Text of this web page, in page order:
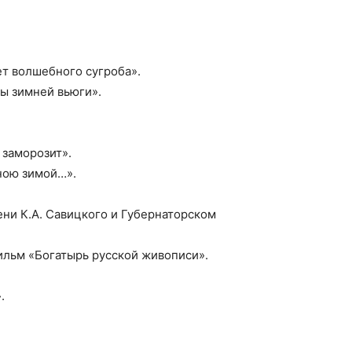
волшебного сугроба».
зимней вьюги».
зимой…».
К.А. Савицкого и Губернаторском
«Богатырь русской живописи».